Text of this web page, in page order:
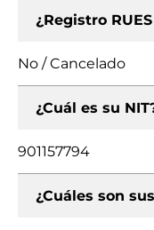
¿Registro
No / Cancelado
¿Cuál es su
901157794
¿Cuáles son